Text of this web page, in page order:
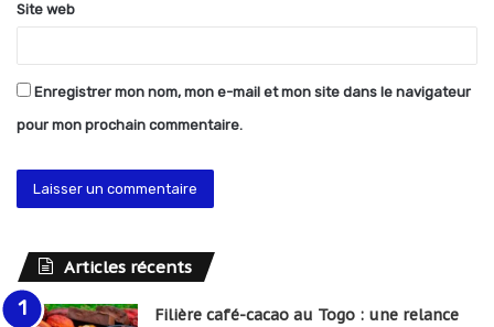
Site web
Enregistrer mon nom, mon e-mail et mon site dans le navigateur
pour mon prochain commentaire.
Articles récents
Filière café-cacao au Togo : une relance